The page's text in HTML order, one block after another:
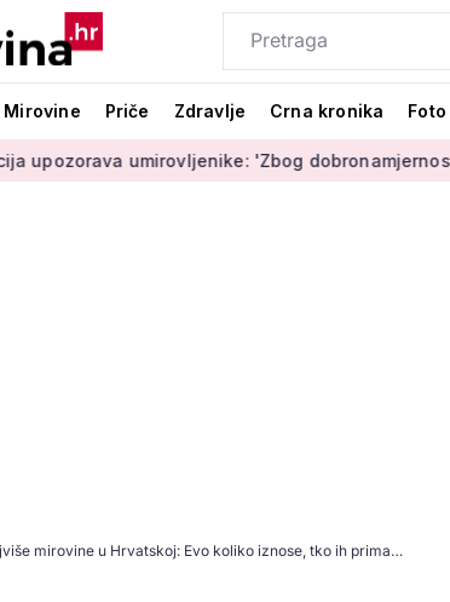
Mirovine Priče Zdravlje Crna kronika
umirovljenike: 'Zbog dobronamjernosti postaju
Najviše mirovine u Hrvatskoj: Evo koliko iznose, tko ih prima i po kojem propisu